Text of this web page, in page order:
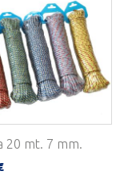
20 mt. 7 mm.